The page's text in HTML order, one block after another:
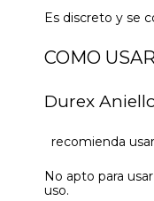
Es discreto y se
COMO
Durex
recomienda
No apto para
uso.